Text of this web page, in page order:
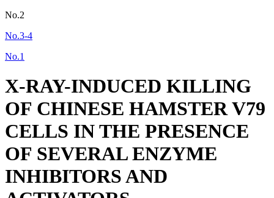
No.2
No.3-4
No.1
X-RAY-INDUCED KILLING
OF CHINESE HAMSTER V79
CELLS IN THE PRESENCE
OF SEVERAL ENZYME
INHIBITORS AND